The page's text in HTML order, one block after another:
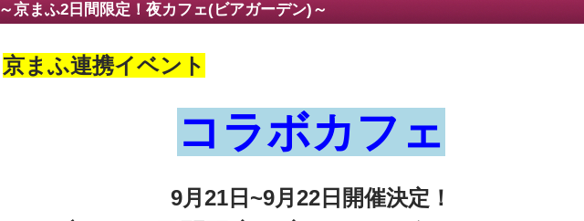
～京まふ2日間限定！夜カフェ(ビアガーデン)～
京まふ連携イベント
コラボカフェ
9月21日~9月22日開催決定！